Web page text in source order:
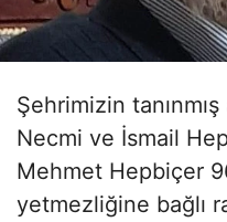
Şehrimizin
Necmi ve İsmail
Mehmet Hepbiçer
yetmezliğine bağlı